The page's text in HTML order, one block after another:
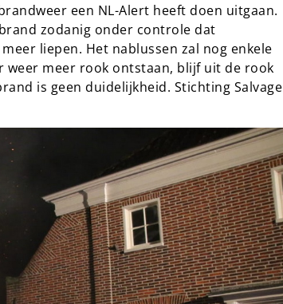
een NL-Alert heeft doen uitgaan.
zodanig onder controle dat
liepen. Het nablussen zal nog enkele
weer meer rook ontstaan, blijf uit de rook
is geen duidelijkheid. Stichting Salvage